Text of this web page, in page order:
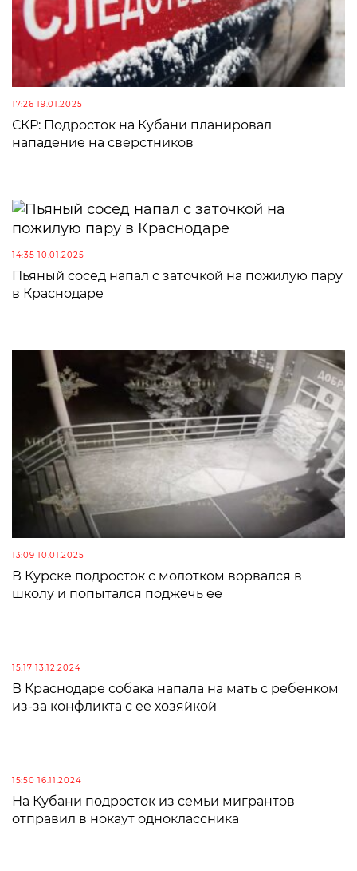
17:26 19.01.2025
СКР: Подросток на Кубани планировал
нападение на сверстников
14:35 10.01.2025
Пьяный сосед напал с заточкой на пожилую пару
в Краснодаре
13:09 10.01.2025
В Курске подросток с молотком ворвался в
школу и попытался поджечь ее
15:17 13.12.2024
В Краснодаре собака напала на мать с ребенком
из-за конфликта с ее хозяйкой
15:50 16.11.2024
На Кубани подросток из семьи мигрантов
отправил в нокаут одноклассника